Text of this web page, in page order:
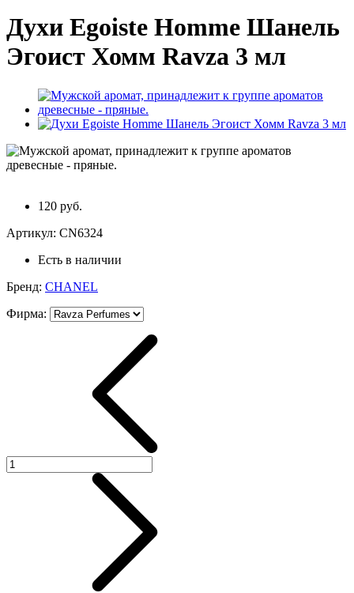
Духи Egoiste Homme Шанель
Эгоист Хомм Ravza 3 мл
120 руб.
Артикул: CN6324
Есть в наличии
Бренд: CHANEL
Фирма: